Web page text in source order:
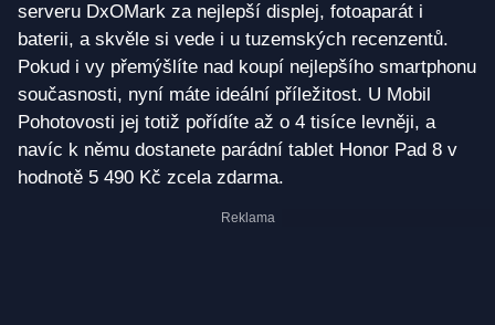
serveru DxOMark za nejlepší displej, fotoaparát i
baterii, a skvěle si vede i u tuzemských recenzentů.
Pokud i vy přemýšlíte nad koupí nejlepšího smartphonu
současnosti, nyní máte ideální příležitost. U Mobil
Pohotovosti jej totiž pořídíte až o 4 tisíce levněji, a
navíc k němu dostanete parádní tablet Honor Pad 8 v
hodnotě 5 490 Kč zcela zdarma.